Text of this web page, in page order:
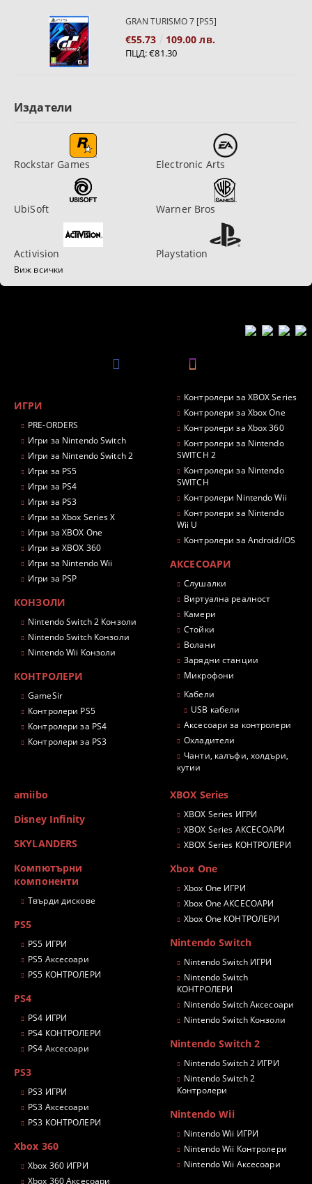
GRAN TURISMO 7 [PS5]
€55.73 109.00 лв.
ПЦД:€81.30
Издатели
Rockstar Games Electronic Arts
UbiSoft Warner Bros
Activision Playstation
Виж всички
ИГРИ
PRE-ORDERS
Игри за Nintendo Switch
Игри за Nintendo Switch 2
Игри за PS5
Игри за PS4
Игри за PS3
Игри за Xbox Series X
Игри за XBOX One
Игри за XBOX 360
Игри за Nintendo Wii
Игри за PSP
КОНЗОЛИ
Nintendo Switch 2 Конзоли
Nintendo Switch Конзоли
Nintendo Wii Конзоли
КОНТРОЛЕРИ
GameSir
Контролери PS5
Контролери за PS4
Контролери за PS3
Контролери за XBOX Series
Контролери за Xbox One
Контролери за Xbox 360
Контролери за Nintendo
SWITCH 2
Контролери за Nintendo
SWITCH
Контролери Nintendo Wii
Контролери за Nintendo
Wii U
Контролери за Android/iOS
АКСЕСОАРИ
Слушалки
Виртуална реалност
Камери
Стойки
Волани
Зарядни станции
Микрофони
Кабели
USB кабели
Аксесоари за контролери
Охладители
Чанти, калъфи, холдъри,
кутии
amiibo
Disney Infinity
SKYLANDERS
Компютърни
компоненти
Твърди дискове
PS5
PS5 ИГРИ
PS5 Аксесоари
PS5 КОНТРОЛЕРИ
PS4
PS4 ИГРИ
PS4 КОНТРОЛЕРИ
PS4 Аксесоари
PS3
PS3 ИГРИ
PS3 Аксесоари
PS3 КОНТРОЛЕРИ
Xbox 360
Xbox 360 ИГРИ
Xbox 360 Аксесоари
XBOX Series
XBOX Series ИГРИ
XBOX Series АКСЕСОАРИ
XBOX Series КОНТРОЛЕРИ
Xbox One
Xbox One ИГРИ
Xbox One АКСЕСОАРИ
Xbox One КОНТРОЛЕРИ
Nintendo Switch
Nintendo Switch ИГРИ
Nintendo Switch
КОНТРОЛЕРИ
Nintendo Switch Аксесоари
Nintendo Switch Конзоли
Nintendo Switch 2
Nintendo Switch 2 ИГРИ
Nintendo Switch 2
Контролери
Nintendo Wii
Nintendo Wii ИГРИ
Nintendo Wii Контролери
Nintendo Wii Аксесоари